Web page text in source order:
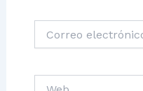
electrónico*